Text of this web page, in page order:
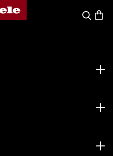
di Miele
Cerca